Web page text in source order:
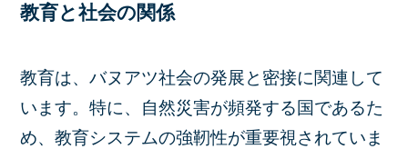
教育と社会の関係
教育は、バヌアツ社会の発展と密接に関連して
います。​特に、自然災害が頻発する国であるた
め、教育システムの強靭性が重要視されていま